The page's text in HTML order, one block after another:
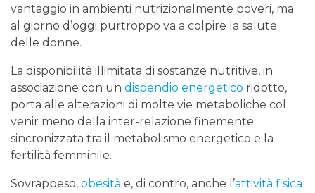
vantaggio in ambienti nutrizionalmente poveri, ma
al giorno d’oggi purtroppo va a colpire la salute
delle donne.
La disponibilità illimitata di sostanze nutritive, in
associazione con un dispendio energetico ridotto,
porta alle alterazioni di molte vie metaboliche col
venir meno della inter-relazione finemente
sincronizzata tra il metabolismo energetico e la
fertilità femminile.
Sovrappeso, obesità e, di contro, anche l’attività fisica